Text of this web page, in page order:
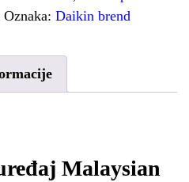
Oznaka: Daikin brend
Malaysian